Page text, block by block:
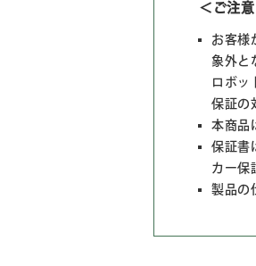
＜ご注
お客様
象外と
ロボッ
保証の
本商品
保証書
カー保
製品の